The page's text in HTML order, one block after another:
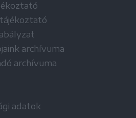
tájékoztató
archívuma
archívuma
adatok